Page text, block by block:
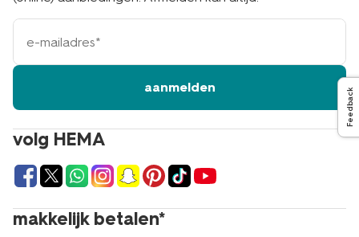
volg HEMA
makkelijk betalen*
e-
mailadres
aanmelden
Feedback